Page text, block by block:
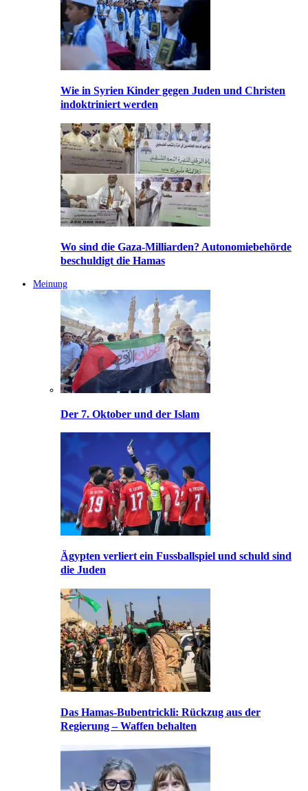
Wie in Syrien Kinder gegen Juden und Christen
indoktriniert werden
Wo sind die Gaza-Milliarden? Autonomiebehörde
beschuldigt die Hamas
Meinung
Der 7. Oktober und der Islam
Ägypten verliert ein Fussballspiel und schuld sind
die Juden
Das Hamas-Bubentrickli: Rückzug aus der
Regierung – Waffen behalten